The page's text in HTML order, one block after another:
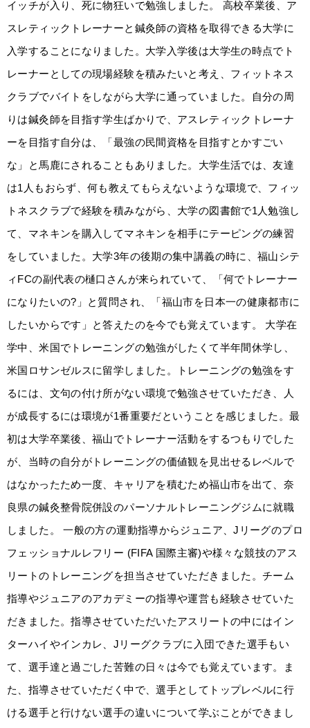
イッチが入り、死に物狂いで勉強しました。 高校卒業後、ア
スレティックトレーナーと鍼灸師の資格を取得できる大学に
入学することになりました。大学入学後は大学生の時点でト
レーナーとしての現場経験を積みたいと考え、フィットネス
クラブでバイトをしながら大学に通っていました。自分の周
りは鍼灸師を目指す学生ばかりで、アスレティックトレーナ
ーを目指す自分は、「最強の民間資格を目指すとかすごい
な」と馬鹿にされることもありました。大学生活では、友達
は1人もおらず、何も教えてもらえないような環境で、フィッ
トネスクラブで経験を積みながら、大学の図書館で1人勉強し
て、マネキンを購入してマネキンを相手にテーピングの練習
をしていました。大学3年の後期の集中講義の時に、福山シテ
ィFCの副代表の樋口さんが来られていて、「何でトレーナー
になりたいの?」と質問され、「福山市を日本一の健康都市に
したいからです」と答えたのを今でも覚えています。 大学在
学中、米国でトレーニングの勉強がしたくて半年間休学し、
米国ロサンゼルスに留学しました。トレーニングの勉強をす
るには、文句の付け所がない環境で勉強させていただき、人
が成⻑するには環境が1番重要だということを感じました。最
初は大学卒業後、福山でトレーナー活動をするつもりでした
が、当時の自分がトレーニングの価値観を見出せるレベルで
はなかったため一度、キャリアを積むため福山市を出て、奈
良県の鍼灸整骨院併設のパーソナルトレーニングジムに就職
しました。 一般の方の運動指導からジュニア、Jリーグのプロ
フェッショナルレフリー (FIFA 国際主審)や様々な競技のアス
リートのトレーニングを担当させていただきました。チーム
指導やジュニアのアカデミーの指導や運営も経験させていた
だきました。指導させていただいたアスリートの中にはイン
ターハイやインカレ、Jリーグクラブに入団できた選手もい
て、選手達と過ごした苦難の日々は今でも覚えています。ま
た、指導させていただく中で、選手としてトップレベルに行
ける選手と行けない選手の違いについて学ぶことができまし